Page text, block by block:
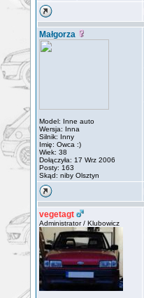
Małgorza
Model: Inne auto
Wersja: Inna
Silnik: Inny
Imię: Owca :)
Wiek: 38
Dołączyła: 17 Wrz 2006
Posty: 163
Skąd: niby Olsztyn
vegetagt
Administrator / Klubowicz